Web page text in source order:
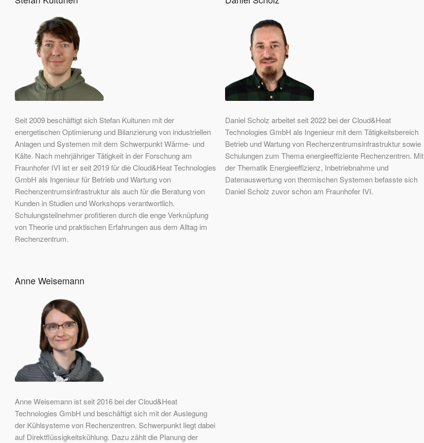
Seit 2009 beschäftigt sich Stefan Kuitunen mit der
energetischen Optimierung und Bilanzierung von industriellen
Anlagen und Systemen mit dem Schwerpunkt Wärme- und
Kälte. Nach mehrjähriger Tätigkeit in der Forschung am
Fraunhofer IVI ist er seit 2019 für die Cloud&Heat Technologies
GmbH als Ingenieur für Betrieb und Wartung von
Rechenzentrumsinfrastruktur als auch für die Beratung von
Kunden in Studien und Workshops verantwortlich.
Schulungsteilnehmer profitieren durch die enge Verknüpfung
von Theorie und praktischen Erfahrungen aus dem Alltag im
Rechenzentrum.
Daniel Scholz arbeitet seit 2022 bei der Cloud&Heat
Technologies GmbH als Ingenieur mit dem Tätigkeitsbereich
Betrieb und Wartung von Rechenzentrumsinfrastruktur sowie
Schulungen zum Thema energieeffiziente Rechenzentren. Mit
der Thematik Energieeffizienz, Inbetriebnahme und
Datenauswertung von thermischen Systemen befasste sich
Daniel Scholz zuvor schon am Fraunhofer IVI.
Anne Weisemann
Anne Weisemann ist seit 2016 bei der Cloud&Heat
Technologies GmbH und beschäftigt sich mit der Auslegung
der Kühlsysteme von Rechenzentren. Schwerpunkt liegt dabei
auf Direktflüssigkeitskühlung. Dazu zählt die Planung der